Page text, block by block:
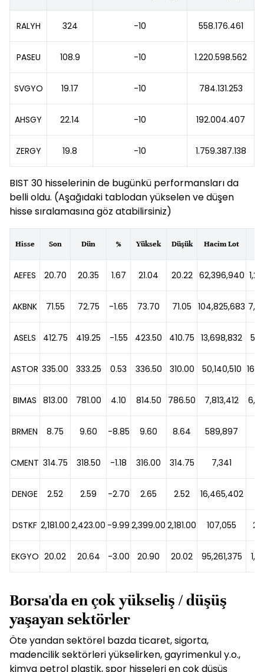
RALYH 324 -10 558.176.461
PASEU 108.9 -10 1.220.598.562
SVGYO 19.17 -10 784.131.253
AHSGY 22.14 -10 192.004.407
ZERGY 19.8 -10 1.759.387.138
BIST 30 hisselerinin de bugünkü performansları da
belli oldu. (Aşağıdaki tablodan yükselen ve düşen
hisse sıralamasına göz atabilirsiniz)
Hisse Son Dün % Yüksek Düşük Hacim Lot
AEFES 20.70 20.35 1.67 21.04 20.22 62,396,940
AKBNK 71.55 72.75 -1.65 73.70 71.05 104,825,683
ASELS 412.75 419.25 -1.55 423.50 410.75 13,698,832
ASTOR 335.00 333.25 0.53 336.50 310.00 50,140,510
BIMAS 813.00 781.00 4.10 814.50 786.50 7,813,412
BRMEN 8.75 9.60 -8.85 9.60 8.64 589,897
CMENT 314.75 318.50 -1.18 316.00 314.75 7,341
DENGE 2.52 2.59 -2.70 2.65 2.52 16,465,402
DSTKF 2,181.00 2,423.00 -9.99 2,399.00 2,181.00 107,055
EKGYO 20.02 20.64 -3.00 20.90 20.02 95,261,375
Borsa'da en çok yükseliş / düşüş
yaşayan sektörler
Öte yandan sektörel bazda ticaret, sigorta,
madencilik sektörleri yükselirken, gayrimenkul y.o.,
kimya petrol plastik, spor hisseleri en çok düşüş